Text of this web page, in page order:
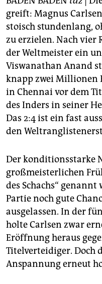
fragen & hilfe
unterstützen
abo
genossenschaft
epaper login
greift: Magnus
stoisch stundenlang,
zu erzielen. Nach vier
der Weltmeister ein
Viswanathan Anand
knapp zwei Millionen
in Chennai vor dem
des Inders in seiner
Das 2:4 ist ein fast
den
Der konditionsstarke
großmeisterlichen
des Schachs“
Partie noch gute
ausgelassen. In der
holte Carlsen zwar
Eröffnung heraus
Titelverteidiger. Doch
Anspannung erneut